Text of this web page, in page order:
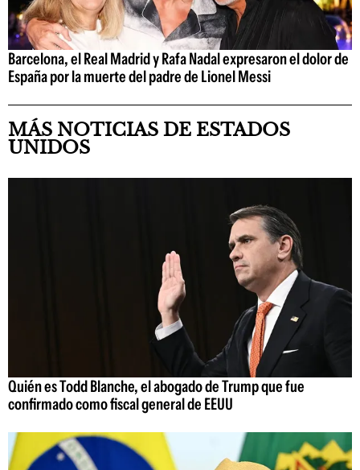
Barcelona, el Real Madrid y Rafa Nadal expresaron el dolor de
España por la muerte del padre de Lionel Messi
MÁS NOTICIAS DE ESTADOS
UNIDOS
Quién es Todd Blanche, el abogado de Trump que fue
confirmado como fiscal general de EEUU